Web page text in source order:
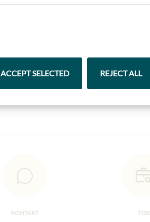
KONTAKT TISK
ACCEPT SELECTED REJECT ALL